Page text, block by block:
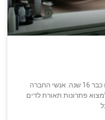
חברת מנורץ מייבאת תאורת לדים כבר 16 שנה. אנשי החברה
פתרונות תאורת לדים